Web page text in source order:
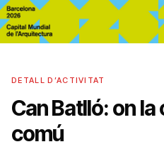
DETALL D’ACTIVITAT
Can Batlló: on
comú